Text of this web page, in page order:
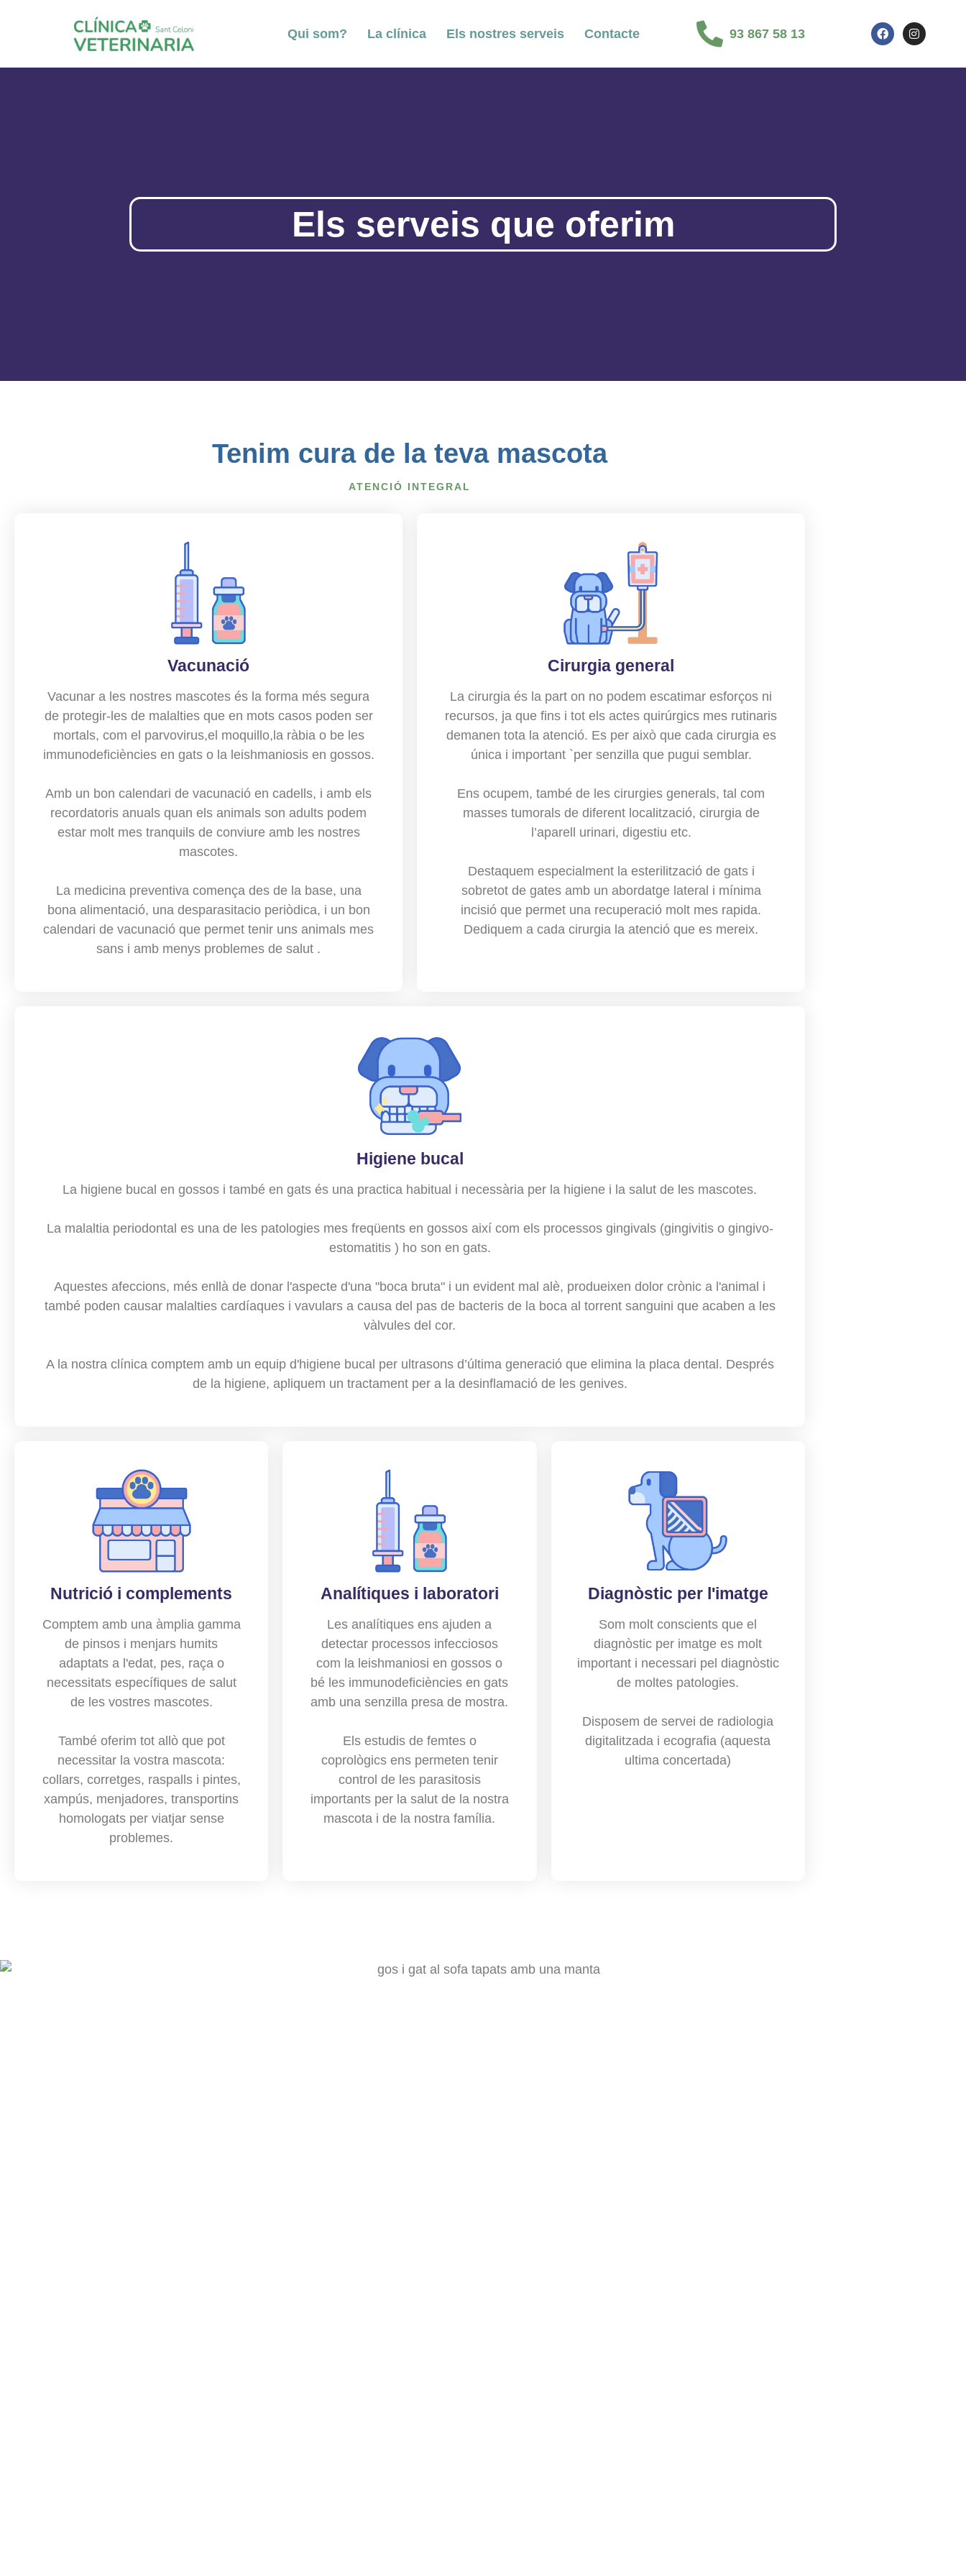
Qui som? La clínica Els nostres serveis Contacte 93 867 58 13
Els serveis que oferim
Tenim cura de la teva mascota
ATENCIÓ INTEGRAL
Vacunació
Vacunar a les nostres mascotes és la forma més segura
de protegir-les de malalties que en mots casos poden ser
mortals, com el parvovirus,el moquillo,la ràbia o be les
immunodeficiències en gats o la leishmaniosis en gossos.
Amb un bon calendari de vacunació en cadells, i amb els
recordatoris anuals quan els animals son adults podem
estar molt mes tranquils de conviure amb les nostres
mascotes.
La medicina preventiva comença des de la base, una
bona alimentació, una desparasitacio periòdica, i un bon
calendari de vacunació que permet tenir uns animals mes
sans i amb menys problemes de salut .
Cirurgia general
La cirurgia és la part on no podem escatimar esforços ni
recursos, ja que fins i tot els actes quirúrgics mes rutinaris
demanen tota la atenció. Es per això que cada cirurgia es
única i important `per senzilla que pugui semblar.
Ens ocupem, també de les cirurgies generals, tal com
masses tumorals de diferent localització, cirurgia de
l’aparell urinari, digestiu etc.
Destaquem especialment la esterilització de gats i
sobretot de gates amb un abordatge lateral i mínima
incisió que permet una recuperació molt mes rapida.
Dediquem a cada cirurgia la atenció que es mereix.
Higiene bucal
La higiene bucal en gossos i també en gats és una practica habitual i necessària per la higiene i la salut de les mascotes.
La malaltia periodontal es una de les patologies mes freqüents en gossos així com els processos gingivals (gingivitis o gingivo-
estomatitis ) ho son en gats.
Aquestes afeccions, més enllà de donar l'aspecte d'una "boca bruta" i un evident mal alè, produeixen dolor crònic a l'animal i
també poden causar malalties cardíaques i vavulars a causa del pas de bacteris de la boca al torrent sanguini que acaben a les
vàlvules del cor.
A la nostra clínica comptem amb un equip d'higiene bucal per ultrasons d’última generació que elimina la placa dental. Després
de la higiene, apliquem un tractament per a la desinflamació de les genives.
Nutrició i complements
Comptem amb una àmplia gamma
de pinsos i menjars humits
adaptats a l'edat, pes, raça o
necessitats específiques de salut
de les vostres mascotes.
També oferim tot allò que pot
necessitar la vostra mascota:
collars, corretges, raspalls i pintes,
xampús, menjadores, transportins
homologats per viatjar sense
problemes.
Analítiques i laboratori
Les analítiques ens ajuden a
detectar processos infecciosos
com la leishmaniosi en gossos o
bé les immunodeficiències en gats
amb una senzilla presa de mostra.
Els estudis de femtes o
coprològics ens permeten tenir
control de les parasitosis
importants per la salut de la nostra
mascota i de la nostra família.
Diagnòstic per l'imatge
Som molt conscients que el
diagnòstic per imatge es molt
important i necessari pel diagnòstic
de moltes patologies.
Disposem de servei de radiologia
digitalitzada i ecografia (aquesta
ultima concertada)